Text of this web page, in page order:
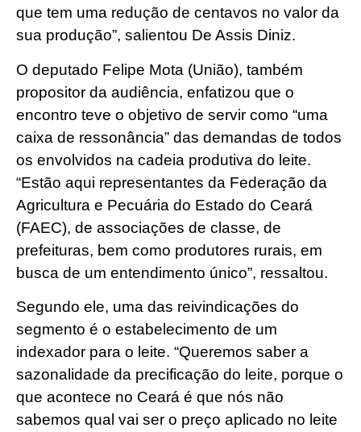
que tem uma redução de centavos no valor da
sua produção”, salientou De Assis Diniz.
O deputado Felipe Mota (União), também
propositor da audiência, enfatizou que o
encontro teve o objetivo de servir como “uma
caixa de ressonância” das demandas de todos
os envolvidos na cadeia produtiva do leite.
“Estão aqui representantes da Federação da
Agricultura e Pecuária do Estado do Ceará
(FAEC), de associações de classe, de
prefeituras, bem como produtores rurais, em
busca de um entendimento único”, ressaltou.
Segundo ele, uma das reivindicações do
segmento é o estabelecimento de um
indexador para o leite. “Queremos saber a
sazonalidade da precificação do leite, porque o
que acontece no Ceará é que nós não
sabemos qual vai ser o preço aplicado no leite